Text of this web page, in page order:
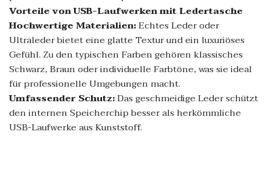
Vorteile von USB-Laufwerken mit Ledertasche
Hochwertige Materialien:Echtes Leder oder
Ultraleder bietet eine glatte Textur und ein luxuriöses
Gefühl. Zu den typischen Farben gehören klassisches
Schwarz, Braun oder individuelle Farbtöne, was sie ideal
für professionelle Umgebungen macht.
Umfassender Schutz:Das geschmeidige Leder schützt
den internen Speicherchip besser als herkömmliche
USB-Laufwerke aus Kunststoff.